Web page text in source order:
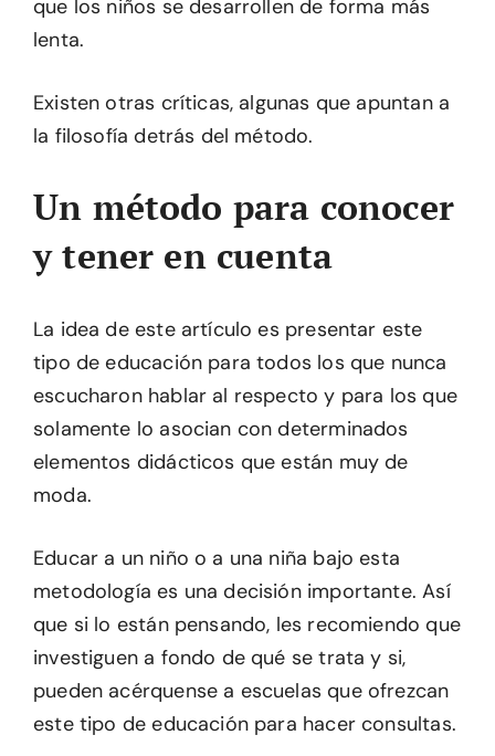
que los niños se desarrollen de forma más
lenta.
Existen otras críticas, algunas que apuntan a
la filosofía detrás del método.
Un método para conocer
y tener en cuenta
La idea de este artículo es presentar este
tipo de educación para todos los que nunca
escucharon hablar al respecto y para los que
solamente lo asocian con determinados
elementos didácticos que están muy de
moda.
Educar a un niño o a una niña bajo esta
metodología es una decisión importante. Así
que si lo están pensando, les recomiendo que
investiguen a fondo de qué se trata y si,
pueden acérquense a escuelas que ofrezcan
este tipo de educación para hacer consultas.